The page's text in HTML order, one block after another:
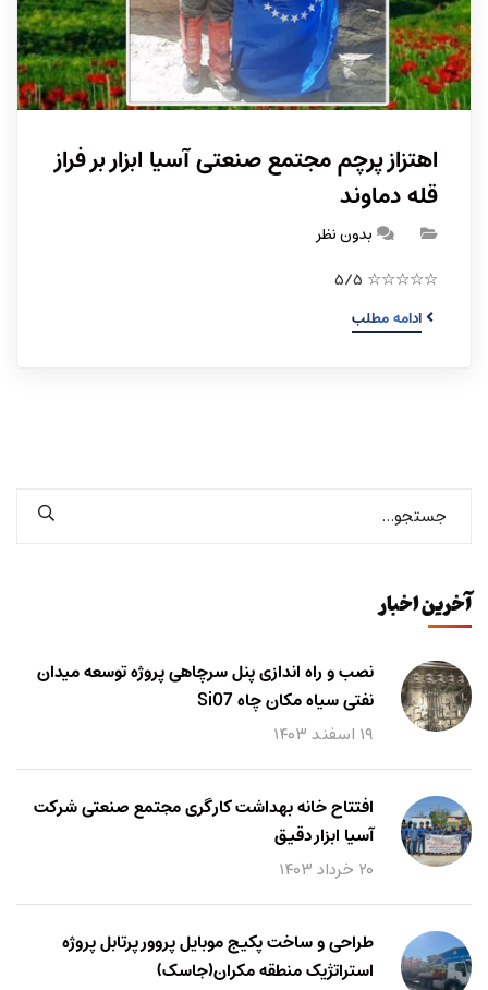
اهتزاز پرچم مجتمع صنعتی آسیا ابزار بر فراز
قله دماوند
بدون نظر
☆☆☆☆☆ ۵/۵
ادامه مطلب
آخرین اخبار
نصب و راه اندازی پنل سرچاهی پروژه توسعه میدان
نفتی سیاه مکان چاه Si07
۱۹ اسفند ۱۴۰۳
افتتاح خانه بهداشت کارگری مجتمع صنعتی شرکت
آسیا ابزار دقیق
۲۰ خرداد ۱۴۰۳
طراحی و ساخت پکیج موبایل پروور پرتابل پروژه
استراتژیک منطقه مکران(جاسک)